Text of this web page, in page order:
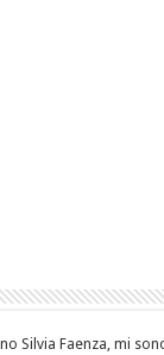
Silvia Faenza, mi